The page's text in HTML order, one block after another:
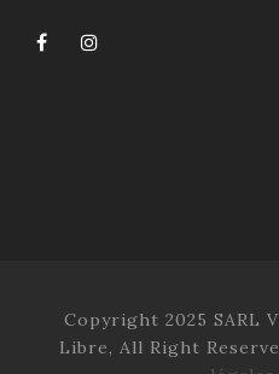
Copyright 2025 SARL
Libre, All Right